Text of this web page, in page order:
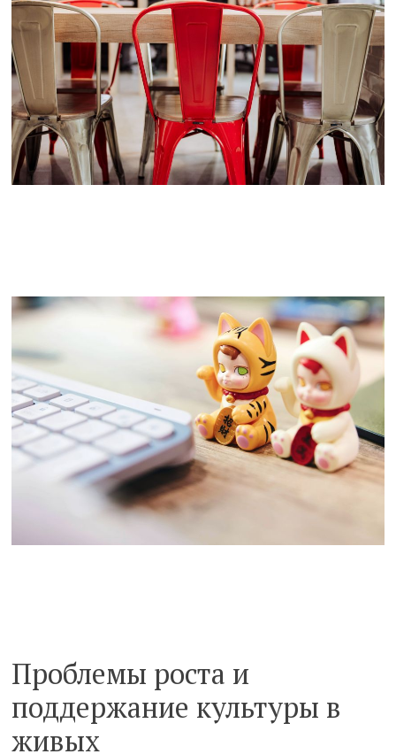
Проблемы роста и
поддержание культуры в
живых